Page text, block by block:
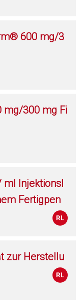
600 mg/3
mg/300 mg Fi
ml Injektionsl
Fertigpen
zur Herstellu